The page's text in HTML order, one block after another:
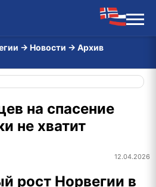
→ Новости → Архив
на спасение
не хватит
12.04.2026
рост Норвегии в